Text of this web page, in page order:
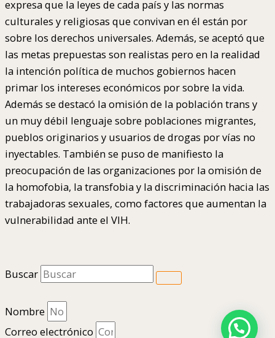
expresa que la leyes de cada país y las normas
culturales y religiosas que convivan en él están por
sobre los derechos universales. Además, se aceptó que
las metas prepuestas son realistas pero en la realidad
la intención política de muchos gobiernos hacen
primar los intereses económicos por sobre la vida.
Además se destacó la omisión de la población trans y
un muy débil lenguaje sobre poblaciones migrantes,
pueblos originarios y usuarios de drogas por vías no
inyectables. También se puso de manifiesto la
preocupación de las organizaciones por la omisión de
la homofobia, la transfobia y la discriminación hacia las
trabajadoras sexuales, como factores que aumentan la
vulnerabilidad ante el VIH.
Buscar
Nombre
Correo electrónico